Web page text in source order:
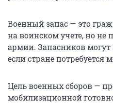
Военный запас — это
на воинском учете, но не
армии. Запасников могут
если стране потребуется
Цель военных сборов —
мобилизационной